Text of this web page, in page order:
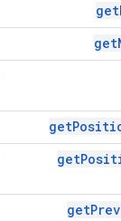
get
get
get
get
get